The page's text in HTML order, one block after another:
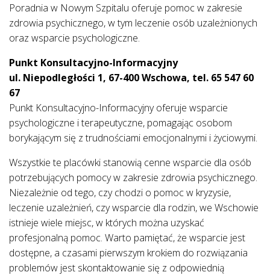
Poradnia w Nowym Szpitalu oferuje pomoc w zakresie
zdrowia psychicznego, w tym leczenie osób uzależnionych
oraz wsparcie psychologiczne.
Punkt Konsultacyjno-Informacyjny
ul. Niepodległości 1, 67-400 Wschowa, tel. 65 547 60
67
Punkt Konsultacyjno-Informacyjny oferuje wsparcie
psychologiczne i terapeutyczne, pomagając osobom
borykającym się z trudnościami emocjonalnymi i życiowymi.
Wszystkie te placówki stanowią cenne wsparcie dla osób
potrzebujących pomocy w zakresie zdrowia psychicznego.
Niezależnie od tego, czy chodzi o pomoc w kryzysie,
leczenie uzależnień, czy wsparcie dla rodzin, we Wschowie
istnieje wiele miejsc, w których można uzyskać
profesjonalną pomoc. Warto pamiętać, że wsparcie jest
dostępne, a czasami pierwszym krokiem do rozwiązania
problemów jest skontaktowanie się z odpowiednią